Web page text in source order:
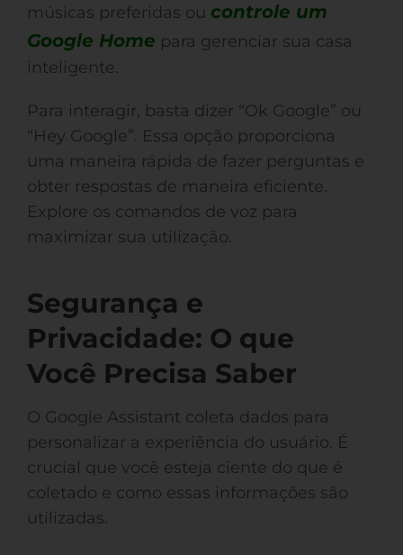
músicas preferidas ou controle um
Google Home para gerenciar sua casa
inteligente.
Para interagir, basta dizer “Ok Google” ou
“Hey Google”. Essa opção proporciona
uma maneira rápida de fazer perguntas e
obter respostas de maneira eficiente.
Explore os comandos de voz para
maximizar sua utilização.
Segurança e
Privacidade: O que
Você Precisa Saber
O Google Assistant coleta dados para
personalizar a experiência do usuário. É
crucial que você esteja ciente do que é
coletado e como essas informações são
utilizadas.